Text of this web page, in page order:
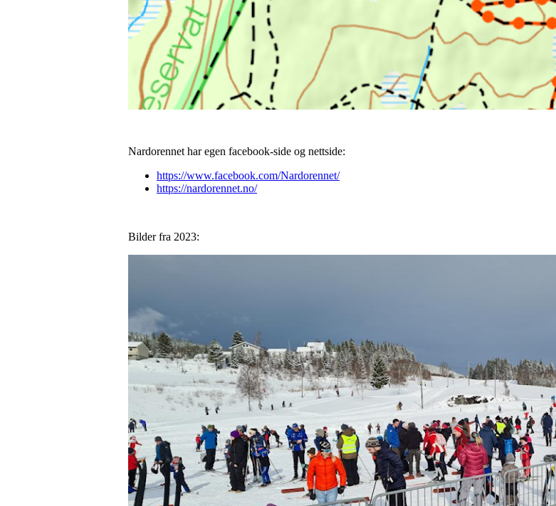
Nardorennet har egen facebook-side og nettside:
https://www.facebook.com/Nardorennet/
https://nardorennet.no/
Bilder fra 2023: